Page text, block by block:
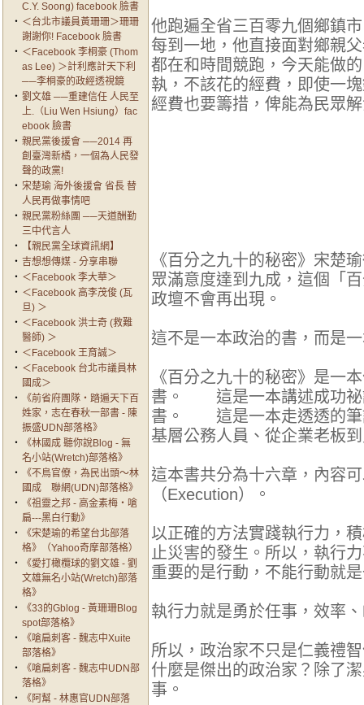
C.Y. Soong) facebook 臉書
‧ ＜台北市議員黃珊珊＞珊珊
謝謝你! Facebook 臉書
‧ ＜Facebook 李桐豪 (Thom
as Lee) ＞計利應計天下利
──李桐豪的政經透視鏡
‧ 劉文雄 ──重建信任 人民至
上.（Liu Wen Hsiung）fac
ebook 臉書
‧ 親民黨後援會 ──2014 再
創臺灣新橘，一個為人民發
聲的政黨!
‧ 宋楚瑜 海外後援會 省長 替
人民再做事情吧
‧ 親民黨粉絲團 ──天道酬勤
三中代言人
‧
【親民黨全球資訊網】
‧ 吉想想傳媒 - 分享串聯
‧ ＜Facebook 李大華＞
‧ ＜Facebook 高李茂俊 (瓦
旦) ＞
‧ ＜Facebook 洪士奇 (救難
醫師) ＞
‧ ＜Facebook 王育誠＞
‧ ＜Facebook 台北市議員林
國成＞
‧
《前省府團隊‧踏遍天下百
姓家，志在春秋一部書 - 陳
振盛UDN部落格》
‧
《林國成 聽你說Blog - 無
名小站(Wretch)部落格》
‧
《不鳥官僚，為民出頭～林
國成 聯網(UDN)部落格》
‧
《祖靈之邦 - 高金素梅‧嗆
扁---黑白行動》
‧
《宋楚瑜的希望台北部落
格》（Yahoo奇摩部落格）
‧
《愛打橄欖球的劉文雄 - 劉
文雄無名小站(Wretch)部落
格》
‧
《33的Gblog - 黃珊珊Blog
spot部落格》
‧
《嗆扁刺客 - 魏志中Xuite
部落格》
‧
《嗆扁刺客 - 魏志中UDN部
落格》
‧
《阿幫 - 林惠官UDN部落
他跑遍全省三百零九個鄉鎮
每到一地，他直接面對鄉親
都在和時間競跑，今天能
執，不該花的經費，即使一
經費也要籌措，俾能為民眾
《百分之九十的秘密》宋楚
眾滿意度達到九成，這個「
政壇不會再出現。
這不是一本政治的書，而是
《百分之九十的秘密》是
書。 這是一本講述成功
書。 這是一本走透透的
基層公務人員、從企業老板
這本書共分為十六章，內容
（Execution）。
以正確的方法實踐執行力，
止災害的發生。所以，執行
重要的是行動，不能行動
執行力就是勇於任事，效
所以，政治家不只是仁義
什麼是傑出的政治家？除了
事。